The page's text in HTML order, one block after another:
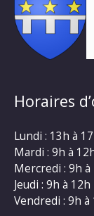
Horaires
Lundi : 13h à
Mardi : 9h à
Mercredi : 9h à
Jeudi : 9h à 12h
Vendredi : 9h